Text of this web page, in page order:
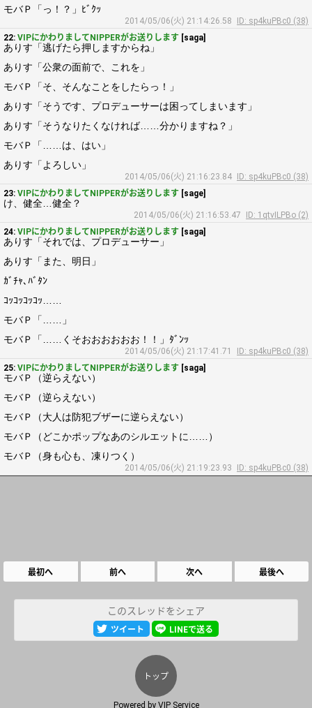
モバＰ「っ！？」ﾋﾞｸｯ
2014/05/06(火) 21:14:26.58
ID: sp4kuPBc0 (38)
22: VIPにかわりましてNIPPERがお送りします [saga]
ありす「逃げたら押しますからね」
ありす「公衆の面前で、これを」
モバＰ「そ、そんなことをしたらっ！」
ありす「そうです、プロデューサーは困ってしまいます」
ありす「そうなりたくなければ……分かりますね？」
モバＰ「……は、はい」
ありす「よろしい」
2014/05/06(火) 21:16:23.84
ID: sp4kuPBc0 (38)
23: VIPにかわりましてNIPPERがお送りします [sage]
け、健全…健全？
2014/05/06(火) 21:16:53.47
ID: 1qtvILPBo (2)
24: VIPにかわりましてNIPPERがお送りします [saga]
ありす「それでは、プロデューサー」
ありす「また、明日」
ｶﾞﾁｬ､ﾊﾞﾀﾝ
ｺｯｺｯｺｯｺｯ……
モバＰ「……」
モバＰ「……くそおおおおおお！！」ﾀﾞﾝｯ
2014/05/06(火) 21:17:41.71
ID: sp4kuPBc0 (38)
25: VIPにかわりましてNIPPERがお送りします [saga]
モバＰ（逆らえない）
モバＰ（逆らえない）
モバＰ（大人は防犯ブザーに逆らえない）
モバＰ（どこかポップなあのシルエットに……）
モバＰ（身も心も、凍りつく）
2014/05/06(火) 21:19:23.93 ID: sp4kuPBc0 (38)
最初へ 前へ 次へ 最後へ
このスレッドをシェア
ツイート LINEで送る
トップ
Powered by VIP Service